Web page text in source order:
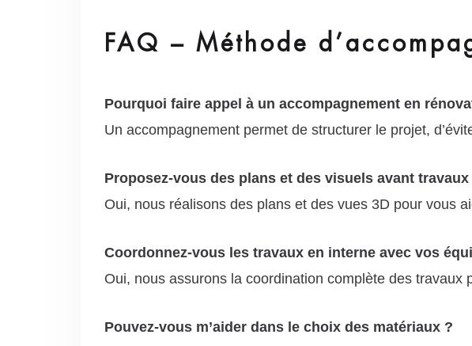
FAQ – Méthode
Pourquoi faire appel à un accompagnement en
Un accompagnement permet de structurer le projet,
Proposez-vous des plans et des visuels avant travaux
Oui, nous réalisons des plans et des vues 3D pour vous
Coordonnez-vous les travaux en interne avec vos
Oui, nous assurons la coordination complète des travaux
Pouvez-vous m’aider dans le choix des matériaux ?